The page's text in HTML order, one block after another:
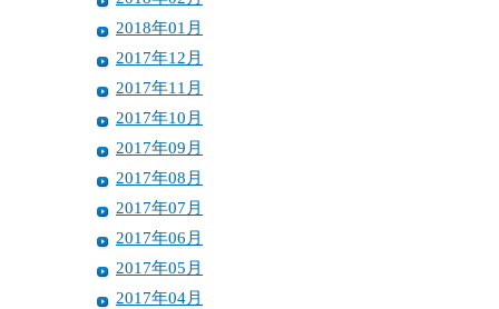
2018年01月
2017年12月
2017年11月
2017年10月
2017年09月
2017年08月
2017年07月
2017年06月
2017年05月
2017年04月